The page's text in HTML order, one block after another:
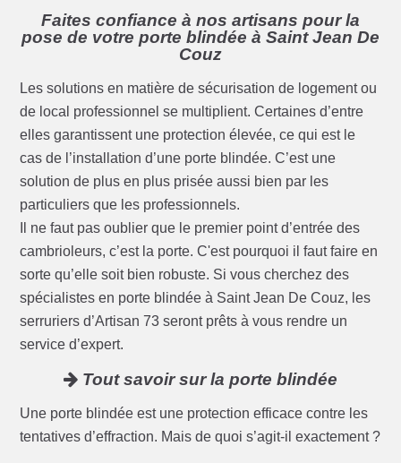
Faites confiance à nos artisans pour la
pose de votre porte blindée à Saint Jean De
Couz
Les solutions en matière de sécurisation de logement ou
de local professionnel se multiplient. Certaines d’entre
elles garantissent une protection élevée, ce qui est le
cas de l’installation d’une porte blindée. C’est une
solution de plus en plus prisée aussi bien par les
particuliers que les professionnels.
Il ne faut pas oublier que le premier point d’entrée des
cambrioleurs, c’est la porte. C'est pourquoi il faut faire en
sorte qu’elle soit bien robuste. Si vous cherchez des
spécialistes en porte blindée à Saint Jean De Couz, les
serruriers d’Artisan 73 seront prêts à vous rendre un
service d’expert.
Tout savoir sur la porte blindée
Une porte blindée est une protection efficace contre les
tentatives d’effraction. Mais de quoi s’agit-il exactement ?